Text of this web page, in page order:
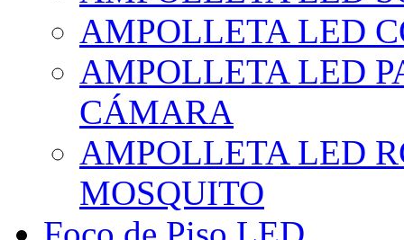
AMPOLLETA LED
AMPOLLETA LED
CÁMARA
AMPOLLETA LED
MOSQUITO